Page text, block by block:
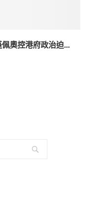
奧控港府政治迫...